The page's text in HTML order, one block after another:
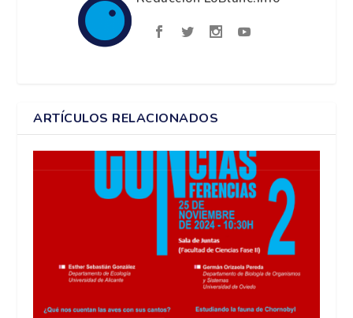
ARTÍCULOS RELACIONADOS